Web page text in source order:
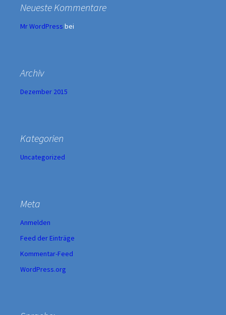
Neueste Kommentare
Mr WordPress bei
Archiv
Dezember 2015
Kategorien
Uncategorized
Meta
Anmelden
Feed der Einträge
Kommentar-Feed
WordPress.org